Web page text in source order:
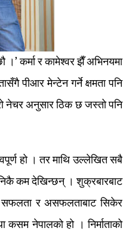
।’ कर्मा र कामेश्वर झैँ अभिनयमा
पीआर मेन्टेन गर्ने क्षमता पनि
नेचर अनुसार ठिक छ जस्तो पनि
हो । तर माथि उल्लेखित सबै
कम देखिन्छन् । शुक्रबारबाट
सफलता र असफलताबाट सिकेर
नेपालको हो । निर्माताको